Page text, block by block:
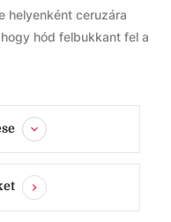
helyenként ceruzára
hód felbukkant fel a